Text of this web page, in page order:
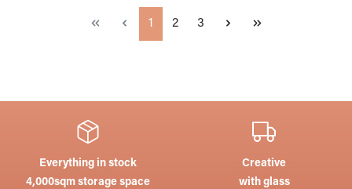
Page
1 Page
2 Page
3
Everything in stock
4,000sqm storage space
Creative
with glass